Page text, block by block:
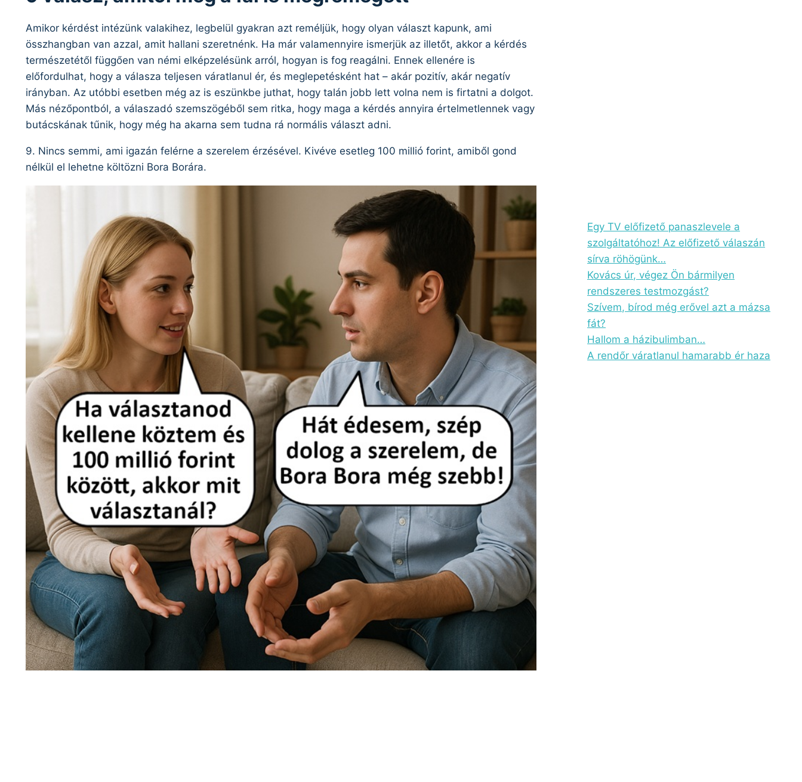
Amikor kérdést intézünk valakihez, legbelül gyakran azt reméljük, hogy olyan választ kapunk, ami
összhangban van azzal, amit hallani szeretnénk. Ha már valamennyire ismerjük az illetőt, akkor a kérdés
természetétől függően van némi elképzelésünk arról, hogyan is fog reagálni. Ennek ellenére is
előfordulhat, hogy a válasza teljesen váratlanul ér, és meglepetésként hat – akár pozitív, akár negatív
irányban. Az utóbbi esetben még az is eszünkbe juthat, hogy talán jobb lett volna nem is firtatni a dolgot.
Más nézőpontból, a válaszadó szemszögéből sem ritka, hogy maga a kérdés annyira értelmetlennek vagy
butácskának tűnik, hogy még ha akarna sem tudna rá normális választ adni.
9. Nincs semmi, ami igazán felérne a szerelem érzésével. Kivéve esetleg 100 millió forint, amiből gond
nélkül el lehetne költözni Bora Borára.
Egy TV előfizető panaszlevele a
szolgáltatóhoz! Az előfizető válaszán
sírva röhögünk…
Kovács úr, végez Ön bármilyen
rendszeres testmozgást?
Szívem, bírod még erővel azt a mázsa
fát?
Hallom a házibulimban…
A rendőr váratlanul hamarabb ér haza